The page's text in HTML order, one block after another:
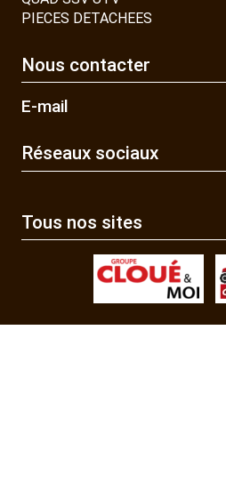
PIECES DETACHEES
Nous contacter
E-mail
Réseaux sociaux
Tous nos sites